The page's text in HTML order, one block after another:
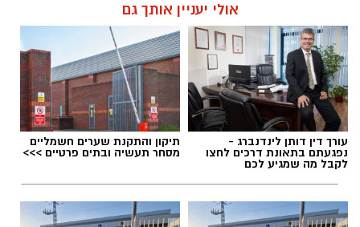
אולי יעניין אותך גם
עורך דין דותן לינדנברג -
נפגעתם בתאונת דרכים לחצו
לקבל מה שמגיע לכם
תיקון והתקנת שערים חשמליים
מסחר תעשיה ובתים פרטיים >>>